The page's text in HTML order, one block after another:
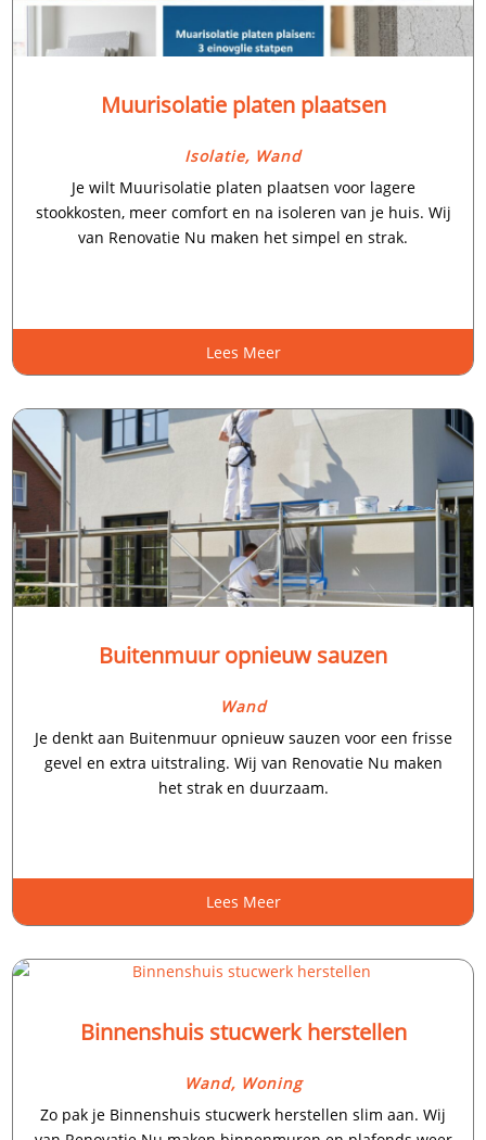
Muurisolatie platen plaatsen
Isolatie, Wand
Je wilt Muurisolatie platen plaatsen voor lagere
stookkosten, meer comfort en na isoleren van je huis.​ Wij
van Renovatie Nu maken het simpel en strak.​
Lees Meer
Buitenmuur opnieuw sauzen
Wand
Je denkt aan Buitenmuur opnieuw sauzen voor een frisse
gevel en extra uitstraling.​ Wij van Renovatie Nu maken
het strak en duurzaam.​
Lees Meer
Binnenshuis stucwerk herstellen
Wand, Woning
Zo pak je Binnenshuis stucwerk herstellen slim aan.​ Wij